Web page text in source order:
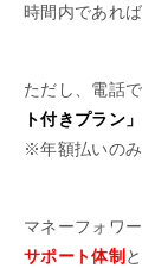
時間内であれ
ただし、電話
ト付きプラン」
※年額払いのみ
マネーフォワ
サポート体制